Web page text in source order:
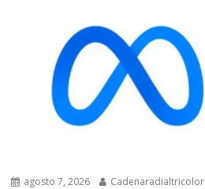
agosto 7, 2026 Cadenaradialtricolor